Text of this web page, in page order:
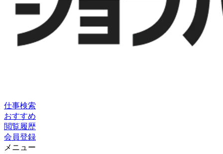
仕事検索
おすすめ
閲覧履歴
会員登録
メニュー